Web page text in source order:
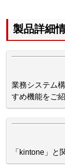
製品詳細
業務システム
すめ機能をご
「kintone」と